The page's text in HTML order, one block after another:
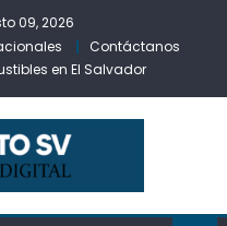
09, 2026
Contáctanos
en El Salvador